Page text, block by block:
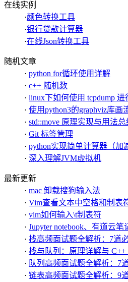
在线实例
·颜色转换工具
·银行贷款计算器
·在线Json转换工具
随机文章
· python for循环使用详解
· c++ 随机数
· linux下如何使用 tcpdump 进
· 使用python3的graphviz库画
· std::move 原理实现与用法总
· Git 标签管理
· python实现简单计算器（加
· 深入理解JVM虚拟机
最新更新
· mac 卸载搜狗输入法
· Vim查看文本中空格和制表
· vim如何输入\t制表符
· Jupyter notebook、有道云笔
· 栈高频面试题全解析：7道
· 栈与队列：原理详解与 C++
· 队列高频面试题全解析：7
· 链表高频面试题全解析：9